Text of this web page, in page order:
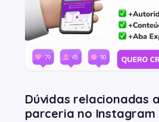
Dúvidas relacionadas
parceria no Instagram